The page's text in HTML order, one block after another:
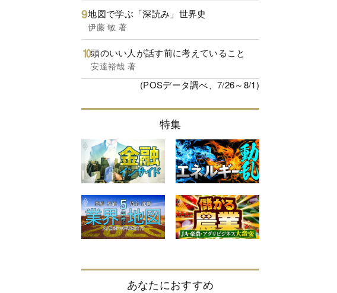
地図で学ぶ「深読み」世界史
伊藤 敏 著
頭のいい人が話す前に考えていること
安達裕哉 著
(POSデータ調べ、7/26～8/1)
特集
あなたにおすすめ